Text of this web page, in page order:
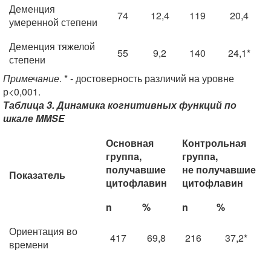
Деменция
умеренной степени
74 12,4 119 20,4
Деменция тяжелой
степени
55 9,2 140
24,1*
Примечание. * - достоверность различий на уровне
р<0,001.
Таблица 3. Динамика когнитивных функций по
шкале MMSE
Показатель
Основная
группа,
получавшие
цитофлавин
Контрольная
группа,
не получавшие
цитофлавин
n
% n
%
Ориентация во
времени
417 69,8 216 37,2*